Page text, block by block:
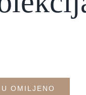
OMILJENO